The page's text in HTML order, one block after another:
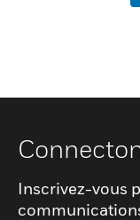
Inscrivez-vous